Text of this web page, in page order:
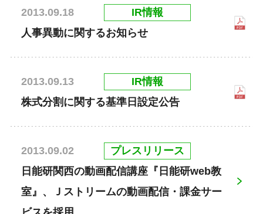
2013.09.18
IR情報
人事異動に関するお知らせ
2013.09.13
IR情報
株式分割に関する基準日設定公告
2013.09.02
プレスリリース
日能研関西の動画配信講座『日能研web教
室』、Ｊストリームの動画配信・課金サー